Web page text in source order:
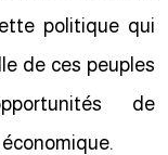
politique qui
de ces peuples
de